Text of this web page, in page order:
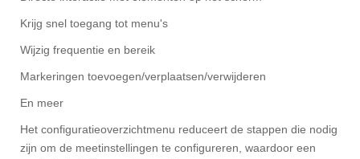
Krijg snel toegang tot menu's
Wijzig frequentie en bereik
Markeringen toevoegen/verplaatsen/verwijderen
En meer
Het configuratieoverzichtmenu reduceert de stappen die nodig
zijn om de meetinstellingen te configureren, waardoor een